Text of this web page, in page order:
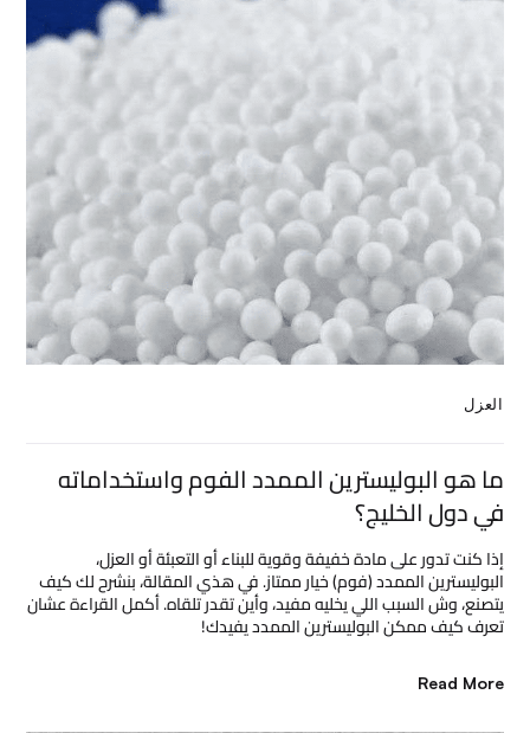
العزل
ما هو البوليسترين الممدد الفوم واستخداماته
في دول الخليج؟
إذا كنت تدور على مادة خفيفة وقوية للبناء أو التعبئة أو العزل،
البوليسترين الممدد (فوم) خيار ممتاز. في هذي المقالة، بنشرح لك كيف
يتصنع، وش السبب اللي يخليه مفيد، وأين تقدر تلقاه. أكمل القراءة عشان
تعرف كيف ممكن البوليسترين الممدد يفيدك!
Read More